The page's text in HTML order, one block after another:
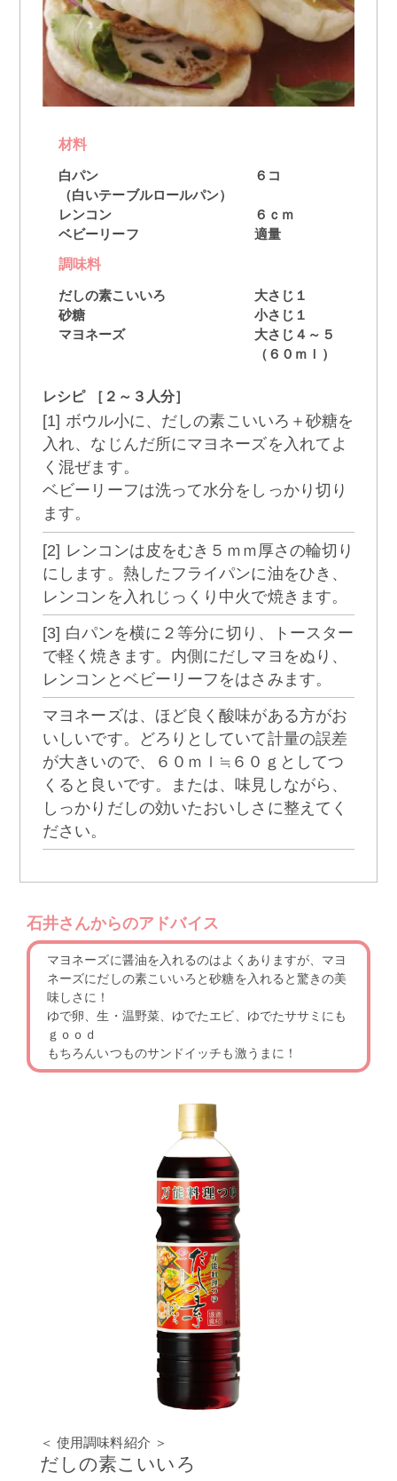
材料
白パン
（白いテーブルロールパン）
６コ
レンコン
６ｃｍ
ベビーリーフ
適量
調味料
だしの素こいいろ
大さじ１
砂糖
小さじ１
マヨネーズ
大さじ４～５
（６０ｍｌ）
レシピ ［２～３人分］
[1] ボウル小に、だしの素こいいろ＋砂糖を
入れ、なじんだ所にマヨネーズを入れてよ
く混ぜます。
ベビーリーフは洗って水分をしっかり切り
ます。
[2] レンコンは皮をむき５ｍｍ厚さの輪切り
にします。熱したフライパンに油をひき、
レンコンを入れじっくり中火で焼きます。
[3] 白パンを横に２等分に切り、トースター
で軽く焼きます。内側にだしマヨをぬり、
レンコンとベビーリーフをはさみます。
マヨネーズは、ほど良く酸味がある方がお
いしいです。どろりとしていて計量の誤差
が大きいので、６０ｍｌ≒６０ｇとしてつ
くると良いです。または、味見しながら、
しっかりだしの効いたおいしさに整えてく
ださい。
石井さんからのアドバイス
マヨネーズに醤油を入れるのはよくありますが、マヨ
ネーズにだしの素こいいろと砂糖を入れると驚きの美
味しさに！
ゆで卵、生・温野菜、ゆでたエビ、ゆでたササミにも
ｇｏｏｄ
もちろんいつものサンドイッチも激うまに！
＜ 使用調味料紹介 ＞
だしの素こいいろ